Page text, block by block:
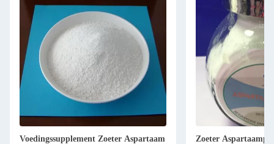
Voedingssupplement Zoeter Aspartaam
Zoeter